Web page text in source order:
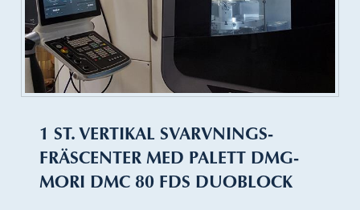
1 ST. VERTIKAL SVARVNINGS-
FRÄSCENTER MED PALETT DMG-
MORI DMC 80 FDS DUOBLOCK